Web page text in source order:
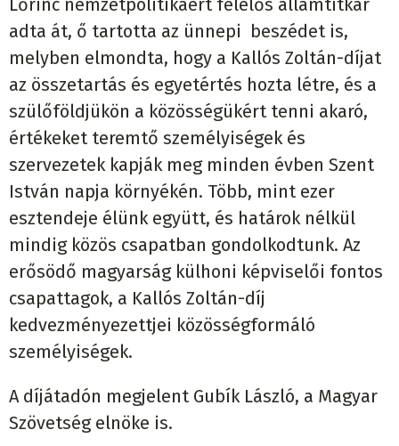
Lőrinc nemzetpolitikáért felelős államtitkár
adta át, ő tartotta az ünnepi beszédet is,
melyben elmondta, hogy a Kallós Zoltán-díjat
az összetartás és egyetértés hozta létre, és a
szülőföldjükön a közösségükért tenni akaró,
értékeket teremtő személyiségek és
szervezetek kapják meg minden évben Szent
István napja környékén. Több, mint ezer
esztendeje élünk együtt, és határok nélkül
mindig közös csapatban gondolkodtunk. Az
erősödő magyarság külhoni képviselői fontos
csapattagok, a Kallós Zoltán-díj
kedvezményezettjei közösségformáló
személyiségek.
A díjátadón megjelent Gubík László, a Magyar
Szövetség elnöke is.